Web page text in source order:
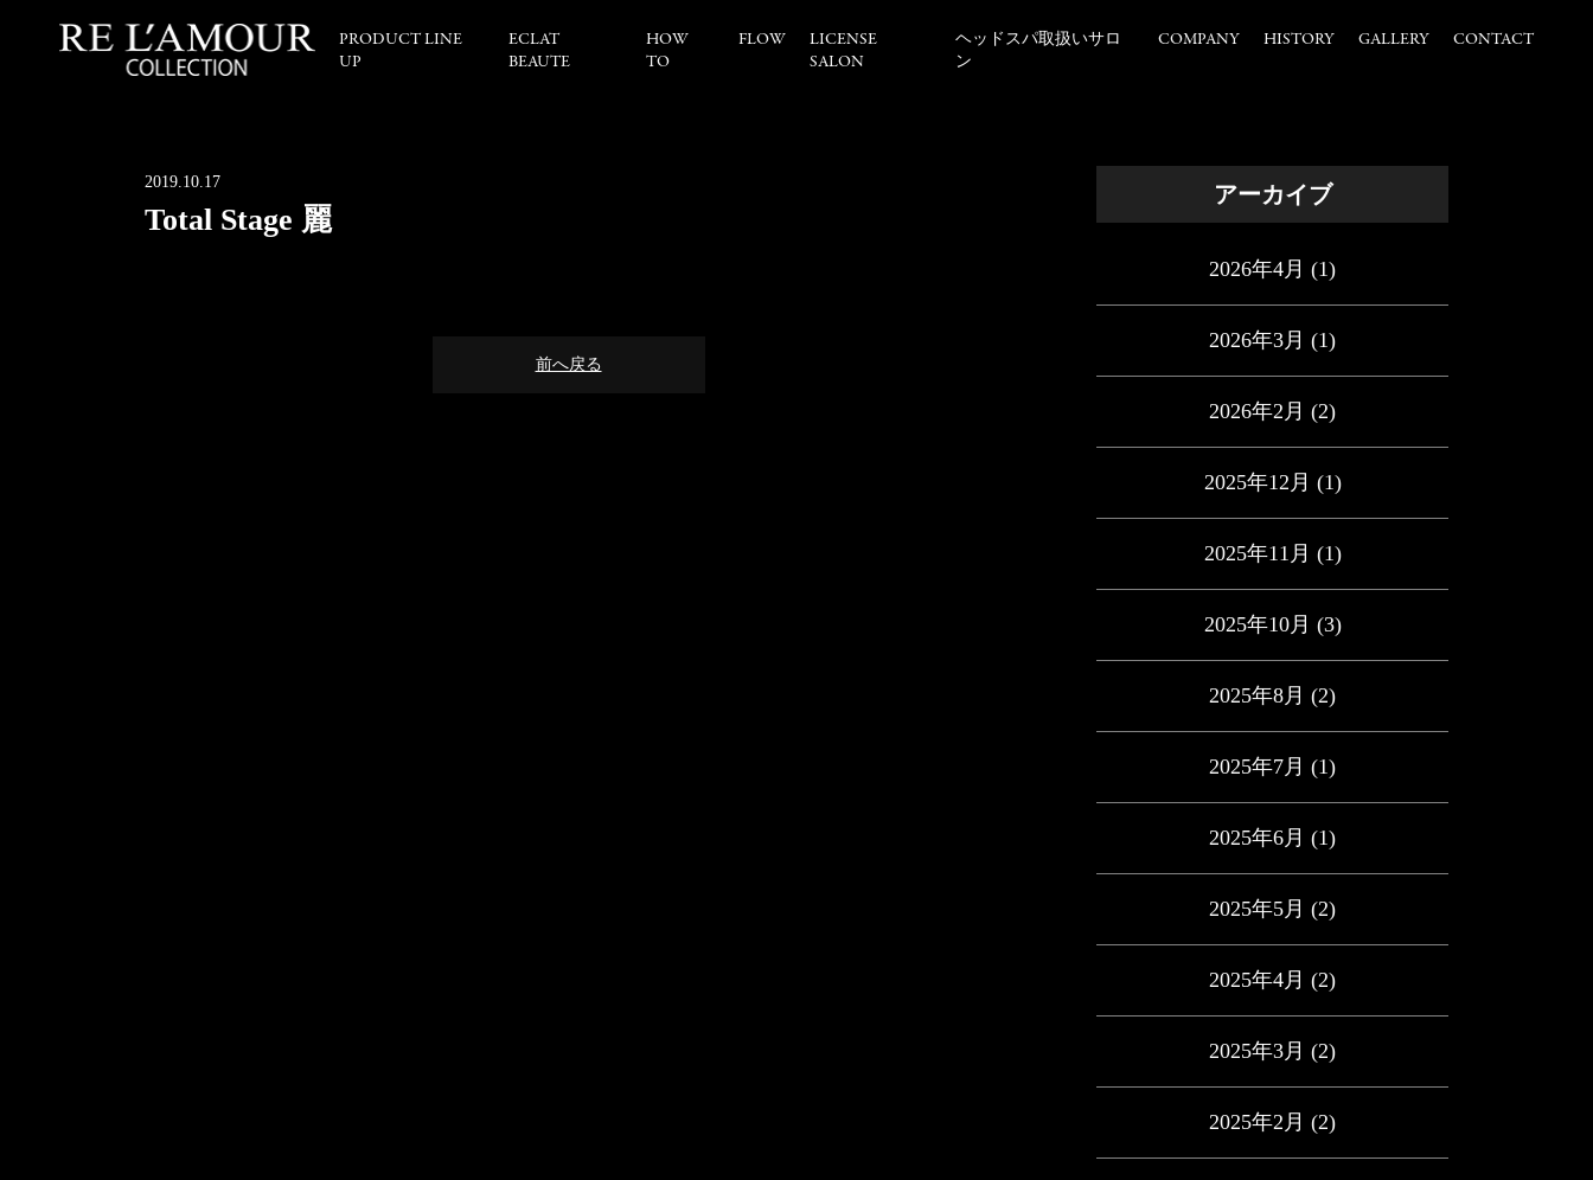
PRODUCT LINE
UP
ECLAT
BEAUTE
HOW
TO
FLOW
LICENSE
SALON
ヘッドスパ取扱いサロ
ン
COMPANY HISTORY GALLERY CONTACT
2019.10.17
Total Stage 麗
前へ戻る
アーカイブ
2026年4月 (1)
2026年3月 (1)
2026年2月 (2)
2025年12月 (1)
2025年11月 (1)
2025年10月 (3)
2025年8月 (2)
2025年7月 (1)
2025年6月 (1)
2025年5月 (2)
2025年4月 (2)
2025年3月 (2)
2025年2月 (2)